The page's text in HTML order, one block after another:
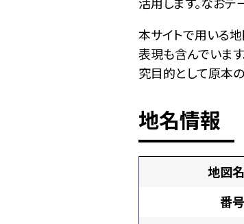
活用します。なお
本サイトで用いる
表現も含んでいま
究目的として原本
地名情報
地図名
番号